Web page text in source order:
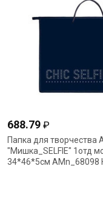
688.79 ₽
Папка для творчества
"Мишка_SELFIE" 1отд
34*46*5см АМn_68098